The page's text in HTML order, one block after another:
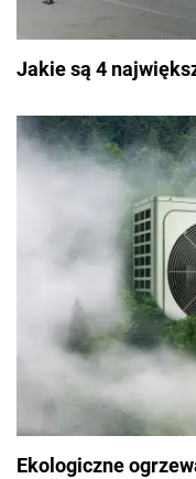
Jakie są 4
Ekologiczne